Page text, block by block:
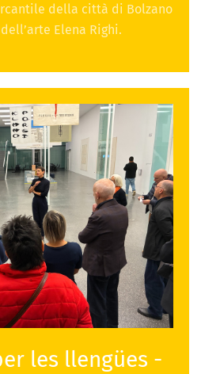
della città di Bolzano
Elena Righi.
les llengües -